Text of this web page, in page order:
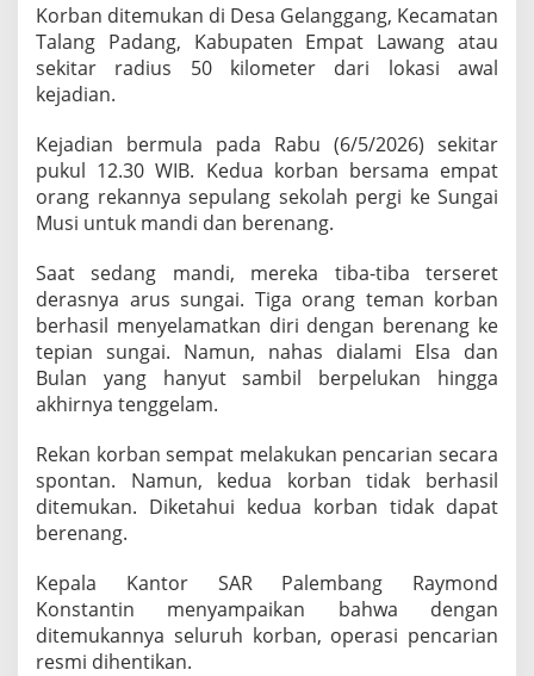
i
a
n
Korban ditemukan di Desa Gelanggang, Kecamatan
Talang Padang, Kabupaten Empat Lawang atau
sekitar radius 50 kilometer dari lokasi awal
kejadian.
Kejadian bermula pada Rabu (6/5/2026) sekitar
pukul 12.30 WIB. Kedua korban bersama empat
orang rekannya sepulang sekolah pergi ke Sungai
Musi untuk mandi dan berenang.
Saat sedang mandi, mereka tiba-tiba terseret
derasnya arus sungai. Tiga orang teman korban
berhasil menyelamatkan diri dengan berenang ke
tepian sungai. Namun, nahas dialami Elsa dan
Bulan yang hanyut sambil berpelukan hingga
akhirnya tenggelam.
Rekan korban sempat melakukan pencarian secara
spontan. Namun, kedua korban tidak berhasil
ditemukan. Diketahui kedua korban tidak dapat
berenang.
Kepala Kantor SAR Palembang Raymond
Konstantin menyampaikan bahwa dengan
ditemukannya seluruh korban, operasi pencarian
resmi dihentikan.